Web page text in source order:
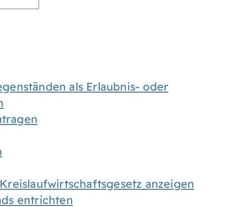
als Erlaubnis- oder
anzeigen
entrichten